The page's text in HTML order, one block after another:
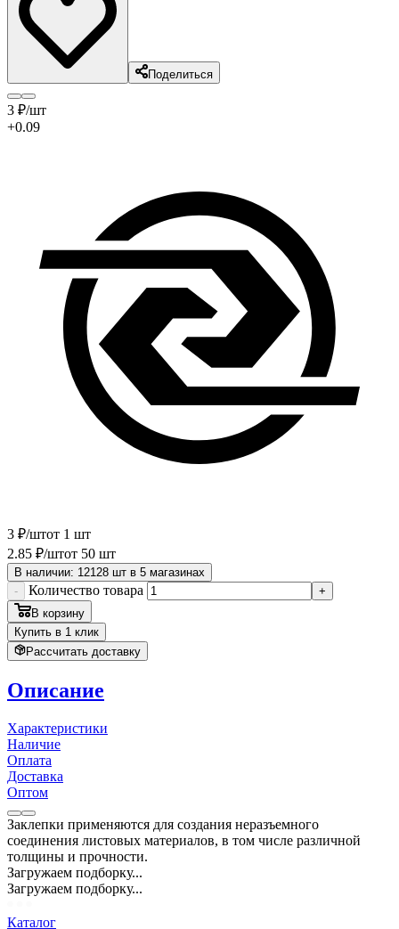
Поделиться
3 ₽/шт
+0.09
3 ₽/штот 1 шт
2.85 ₽/штот 50 шт
В наличии: 12128 шт в 5 магазинах
-
Количество товара
+
В корзину
Купить в 1 клик
Рассчитать доставку
Описание
Характеристики
Наличие
Оплата
Доставка
Оптом
Заклепки применяются для создания неразъемного
соединения листовых материалов, в том числе различной
толщины и прочности.
Загружаем подборку...
Загружаем подборку...
Каталог